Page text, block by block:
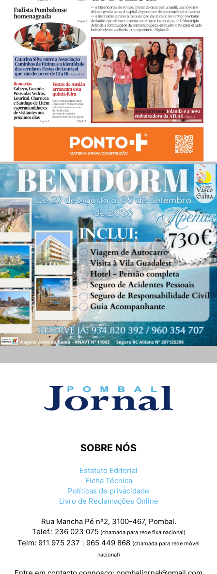
SOBRE NÓS
Estatuto Editorial
Ficha Técnica
Políticas de privacidade
Livro de Reclamações Online
Rua Mancha Pé nº2, 3100-467, Pombal.
Telef.: 236 023 075 (chamada para rede fixa nacional)
Telm: 911 975 237 | 965 449 868 (chamada para rede móvel
nacional)